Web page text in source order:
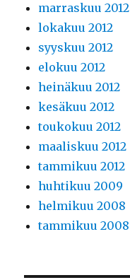
marraskuu 2012
lokakuu 2012
syyskuu 2012
elokuu 2012
heinäkuu 2012
kesäkuu 2012
toukokuu 2012
maaliskuu 2012
tammikuu 2012
huhtikuu 2009
helmikuu 2008
tammikuu 2008